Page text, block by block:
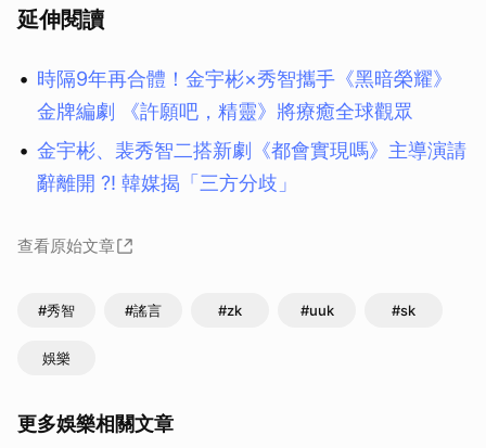
延伸閱讀
時隔9年再合體！金宇彬×秀智攜手《黑暗榮耀》
金牌編劇 《許願吧，精靈》將療癒全球觀眾
金宇彬、裴秀智二搭新劇《都會實現嗎》主導演請
辭離開 ?! 韓媒揭「三方分歧」
查看原始文章
#秀智 #謠言 #zk #uuk #sk
娛樂
更多娛樂相關文章